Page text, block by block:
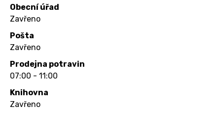
Obecní úřad
Zavřeno
Pošta
Zavřeno
Prodejna potravin
07:00 - 11:00
Knihovna
Zavřeno